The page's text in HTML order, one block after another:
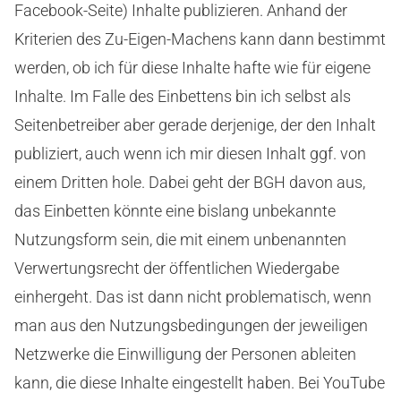
Facebook-Seite) Inhalte publizieren. Anhand der
Kriterien des Zu-Eigen-Machens kann dann bestimmt
werden, ob ich für diese Inhalte hafte wie für eigene
Inhalte. Im Falle des Einbettens bin ich selbst als
Seitenbetreiber aber gerade derjenige, der den Inhalt
publiziert, auch wenn ich mir diesen Inhalt ggf. von
einem Dritten hole. Dabei geht der BGH davon aus,
das Einbetten könnte eine bislang unbekannte
Nutzungsform sein, die mit einem unbenannten
Verwertungsrecht der öffentlichen Wiedergabe
einhergeht. Das ist dann nicht problematisch, wenn
man aus den Nutzungsbedingungen der jeweiligen
Netzwerke die Einwilligung der Personen ableiten
kann, die diese Inhalte eingestellt haben. Bei YouTube